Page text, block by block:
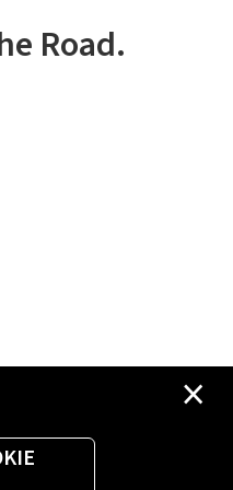
×
Road.